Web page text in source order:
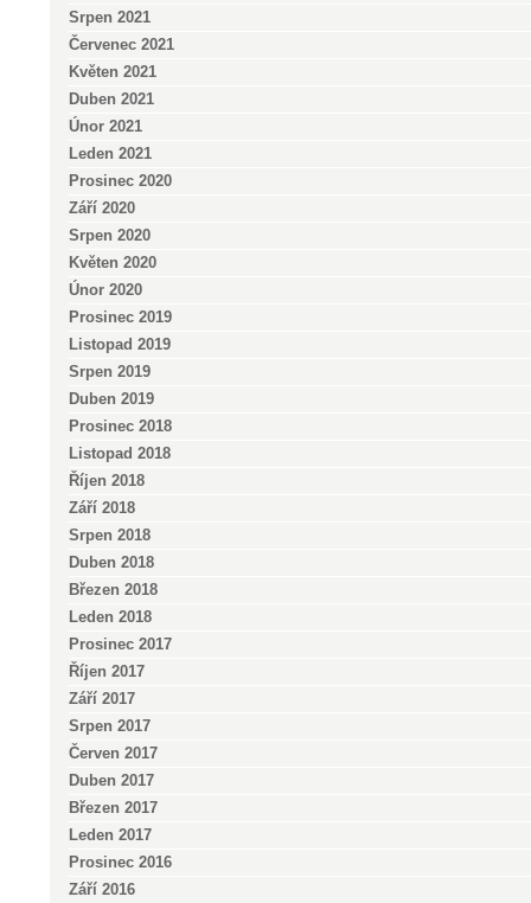
Srpen 2021
Červenec 2021
Květen 2021
Duben 2021
Únor 2021
Leden 2021
Prosinec 2020
Září 2020
Srpen 2020
Květen 2020
Únor 2020
Prosinec 2019
Listopad 2019
Srpen 2019
Duben 2019
Prosinec 2018
Listopad 2018
Říjen 2018
Září 2018
Srpen 2018
Duben 2018
Březen 2018
Leden 2018
Prosinec 2017
Říjen 2017
Září 2017
Srpen 2017
Červen 2017
Duben 2017
Březen 2017
Leden 2017
Prosinec 2016
Září 2016